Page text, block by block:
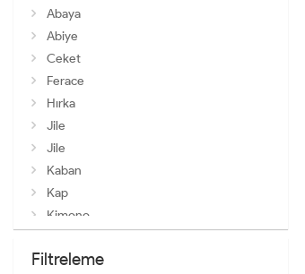
Abaya
Abiye
Ceket
Ferace
Hırka
Jile
Jile
Kaban
Kap
Kimono
Mont
Filtreleme